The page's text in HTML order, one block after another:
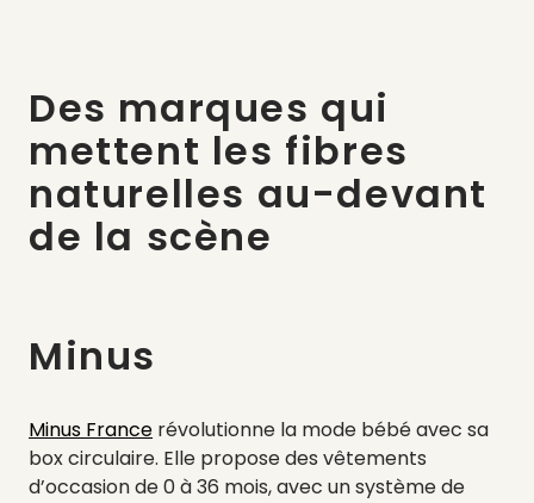
Des marques qui
mettent les fibres
naturelles au-devant
de la scène
Minus
Minus France révolutionne la mode bébé avec sa
box circulaire. Elle propose des vêtements
d’occasion de 0 à 36 mois, avec un système de